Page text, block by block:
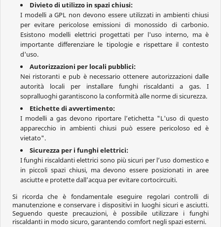
Divieto di utilizzo in spazi chiusi:
I modelli a GPL non devono essere utilizzati in ambienti chiusi
per evitare pericolose emissioni di monossido di carbonio.
Esistono modelli elettrici progettati per l'uso interno, ma è
importante differenziare le tipologie e rispettare il contesto
d'uso.
Autorizzazioni per locali pubblici:
Nei ristoranti e pub è necessario ottenere autorizzazioni dalle
autorità locali per installare funghi riscaldanti a gas. I
sopralluoghi garantiscono la conformità alle norme di sicurezza.
Etichette di avvertimento:
I modelli a gas devono riportare l’etichetta "L'uso di questo
apparecchio in ambienti chiusi può essere pericoloso ed è
vietato".
Sicurezza per i funghi elettrici:
I funghi riscaldanti elettrici sono più sicuri per l’uso domestico e
in piccoli spazi chiusi, ma devono essere posizionati in aree
asciutte e protette dall’acqua per evitare cortocircuiti.
Si ricorda che è fondamentale eseguire regolari controlli di
manutenzione e conservare i dispositivi in luoghi sicuri e asciutti.
Seguendo queste precauzioni, è possibile utilizzare i funghi
riscaldanti in modo sicuro, garantendo comfort negli spazi esterni.